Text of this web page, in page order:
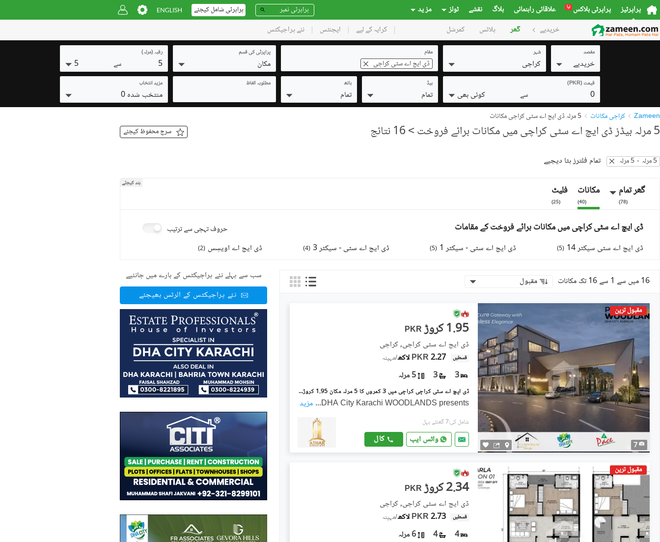
پراپرٹیز پراپرٹی بلاکس نیا علاقائی راہنمائی بلاگ نقشے ٹولز مز ید پراپرٹی شامل کیجئے
خریدیے گھر پلاٹس کمرشل کرایہ کے لیے ایجنٹس نئے پراجیکٹس
مقصد
خریدیے
شہر
کراچی
مقام
ڈی ایچ اے سٹی کراچی
پراپرٹی کی قسم
مکان
رقبہ (مرلہ)
5 سے 5
قیمت (PKR)
0 سے کوئی بھی
بیڈ
تمام
باتھ
تمام
مطلوبہ الفاظ مزید انتخاب
منتخب شدہ 0
Zameen کراچی مکانات 5 مرلہ ڈی ایچ اے سٹی کراچی مکانات
5 مرلہ بیڈز ڈی ایچ اے سٹی کراچی میں مکانات برائے فروخت > 16 نتائج سرچ محفوظ کیجئے
5 مرلہ - 5 مرلہ تمام فلترز ہٹا دیجیے
گھر تمام
(
78
)
مکانات
(
40
)
فلیٹ
(
25
)
بند کیجئے
ڈی ایچ اے سٹی کراچی میں مکانات برائے فروخت کے مقامات حروف تہجی سے ترتیب
ڈی ایچ اے سٹی سیکٹر 14 (
5
) ڈی ایچ اے سٹی - سیکٹر 1 (
5
) ڈی ایچ اے سٹی - سیکٹر 3 (
4
) ڈی ایچ اے اویسِس (
2
)
16 میں سے 1 سے 16 تک مکانات مقبول
مقبول ترین
7
PKR 1.95 کروڑ
ڈی ایچ اے سٹی کراچی, کراچی
قسطیں PKR2.27 لاکھ /مہینہ
3
3 5 مرلہ
ڈی ایچ اے سٹی کراچی کراچی میں 3 کمروں کا 5 مرلہ مکان 1.95 کروڑ میں برائے فروخت۔
DHA City Karachi WOODLANDS presents
... مزید
شامل کی:7 گھنٹے پہل
واٹس ایپ کال
مقبول ترین
PKR 2.34 کروڑ
ڈی ایچ اے سٹی کراچی, کراچی
قسطیں PKR2.73 لاکھ /مہینہ
4
4 6 مرلہ
سب سے پہلے نئے پراجیکٹس کے بارے میں جانئیے
نئے پراجیکٹس کے الرٹس بھیجئے